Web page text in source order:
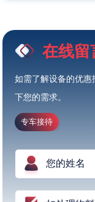
在线留
如需了解设备的优
下您的需求。
专车接待